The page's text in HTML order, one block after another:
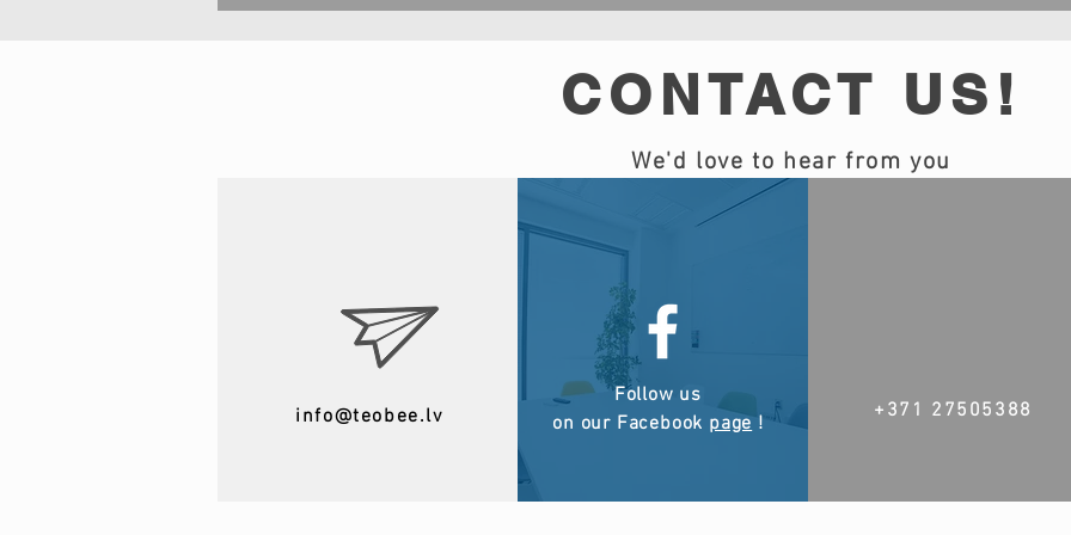
CONTACT US!
We'd love to hear from you
info@teobee.lv
Follow us
on our Facebook page!
+371 27505388